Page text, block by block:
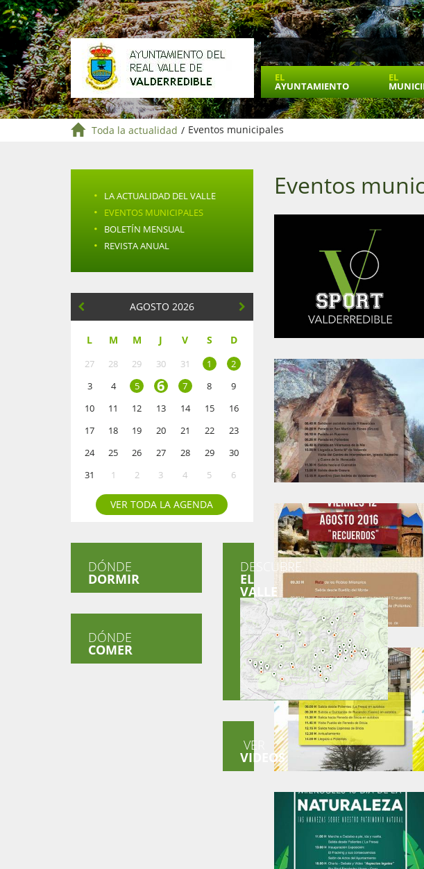
EL
AYUNTAMIENTO
EL
Toda la actualidad / Eventos municipales
Eventos
· LA ACTUALIDAD DEL VALLE
· EVENTOS MUNICIPALES
· BOLETÍN MENSUAL
· REVISTA ANUAL
AGOSTO 2026
L M M J V S D
27 28 29 30 31 1
2
3
4 5 6 7 8
9
10
11 12 13 14 15
16
17
18 19 20 21 22
23
24
25 26 27 28 29
30
31
1 2 3 4 5 6
VER TODA LA AGENDA
DÓNDE
DORMIR
DÓNDE
COMER
DESCUBRE
EL
VALLE
VER
VIDEOS